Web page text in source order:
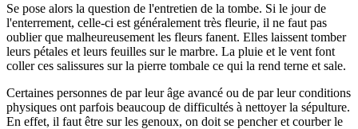
Se pose alors la question de l'entretien de la tombe. Si le jour de
l'enterrement, celle-ci est généralement très fleurie, il ne faut pas
oublier que malheureusement les fleurs fanent. Elles laissent tomber
leurs pétales et leurs feuilles sur le marbre. La pluie et le vent font
coller ces salissures sur la pierre tombale ce qui la rend terne et sale.
Certaines personnes de par leur âge avancé ou de par leur conditions
physiques ont parfois beaucoup de difficultés à nettoyer la sépulture.
En effet, il faut être sur les genoux, on doit se pencher et courber le